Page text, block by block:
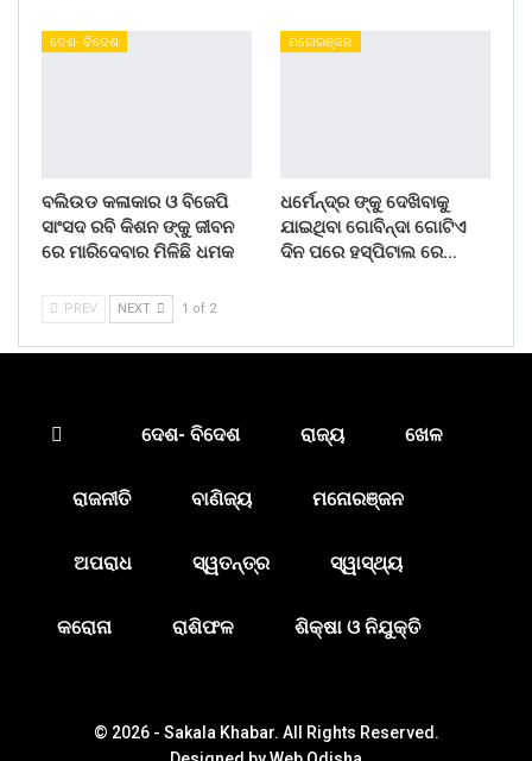
ଦେଶ- ବିଦେଶ
ବଲିଉଡ କଳାକାର ଓ ବିଜେପି
ସାଂସଦ ରବି କିଶନ ଙ୍କୁ ଜୀବନ
ରେ ମାରିଦେବାର ମିଳିଛି ଧମକ
ମନୋରଞ୍ଜନ
ଧର୍ମେନ୍ଦ୍ର ଙ୍କୁ ଦେଖିବାକୁ
ଯାଇଥିବା ଗୋବିନ୍ଦା ଗୋଟିଏ
ଦିନ ପରେ ହସ୍ପିଟାଲ ରେ…
PREV NEXT 1 of 2
ଦେଶ- ବିଦେଶ ରାଜ୍ୟ ଖେଳ
ରାଜନୀତି ବାଣିଜ୍ୟ ମନୋରଞ୍ଜନ
ଅପରାଧ ସ୍ୱତନ୍ତ୍ର ସ୍ୱାସ୍ଥ୍ୟ
କରୋନା ରାଶିଫଳ ଶିକ୍ଷା ଓ ନିଯୁକ୍ତି
© 2026 - Sakala Khabar. All Rights Reserved.